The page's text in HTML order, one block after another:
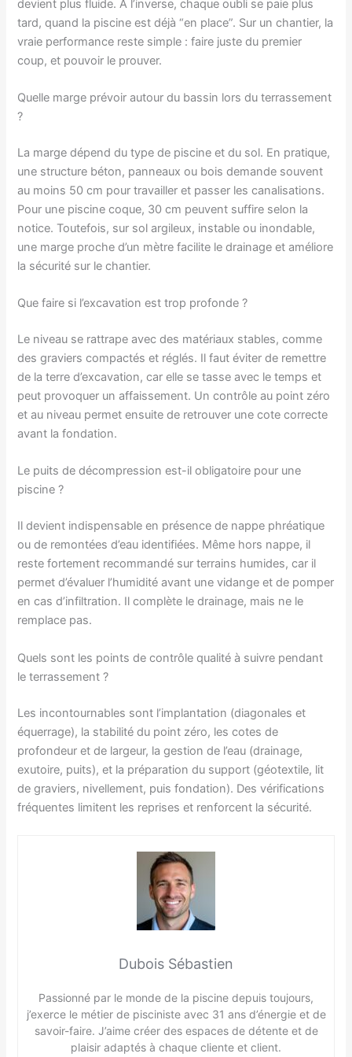
devient plus fluide. À l’inverse, chaque oubli se paie plus
tard, quand la piscine est déjà “en place”. Sur un chantier, la
vraie performance reste simple : faire juste du premier
coup, et pouvoir le prouver.
Quelle marge prévoir autour du bassin lors du terrassement
?
La marge dépend du type de piscine et du sol. En pratique,
une structure béton, panneaux ou bois demande souvent
au moins 50 cm pour travailler et passer les canalisations.
Pour une piscine coque, 30 cm peuvent suffire selon la
notice. Toutefois, sur sol argileux, instable ou inondable,
une marge proche d’un mètre facilite le drainage et améliore
la sécurité sur le chantier.
Que faire si l’excavation est trop profonde ?
Le niveau se rattrape avec des matériaux stables, comme
des graviers compactés et réglés. Il faut éviter de remettre
de la terre d’excavation, car elle se tasse avec le temps et
peut provoquer un affaissement. Un contrôle au point zéro
et au niveau permet ensuite de retrouver une cote correcte
avant la fondation.
Le puits de décompression est-il obligatoire pour une
piscine ?
Il devient indispensable en présence de nappe phréatique
ou de remontées d’eau identifiées. Même hors nappe, il
reste fortement recommandé sur terrains humides, car il
permet d’évaluer l’humidité avant une vidange et de pomper
en cas d’infiltration. Il complète le drainage, mais ne le
remplace pas.
Quels sont les points de contrôle qualité à suivre pendant
le terrassement ?
Les incontournables sont l’implantation (diagonales et
équerrage), la stabilité du point zéro, les cotes de
profondeur et de largeur, la gestion de l’eau (drainage,
exutoire, puits), et la préparation du support (géotextile, lit
de graviers, nivellement, puis fondation). Des vérifications
fréquentes limitent les reprises et renforcent la sécurité.
Dubois Sébastien
Passionné par le monde de la piscine depuis toujours,
j’exerce le métier de pisciniste avec 31 ans d’énergie et de
savoir-faire. J’aime créer des espaces de détente et de
plaisir adaptés à chaque cliente et client.